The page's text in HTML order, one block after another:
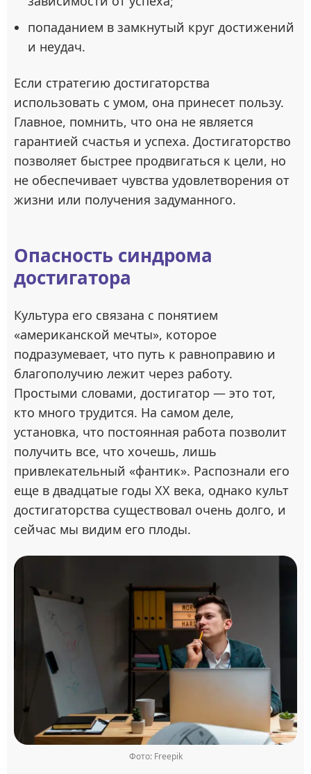
попаданием в замкнутый круг достижений
и неудач.
Если стратегию достигаторства
использовать с умом, она принесет пользу.
Главное, помнить, что она не является
гарантией счастья и успеха. Достигаторство
позволяет быстрее продвигаться к цели, но
не обеспечивает чувства удовлетворения от
жизни или получения задуманного.
Опасность синдрома
достигатора
Культура его связана с понятием
«американской мечты», которое
подразумевает, что путь к равноправию и
благополучию лежит через работу.
Простыми словами, достигатор — это тот,
кто много трудится. На самом деле,
установка, что постоянная работа позволит
получить все, что хочешь, лишь
привлекательный «фантик». Распознали его
еще в двадцатые годы ХХ века, однако культ
достигаторства существовал очень долго, и
сейчас мы видим его плоды.
Фото: Freepik